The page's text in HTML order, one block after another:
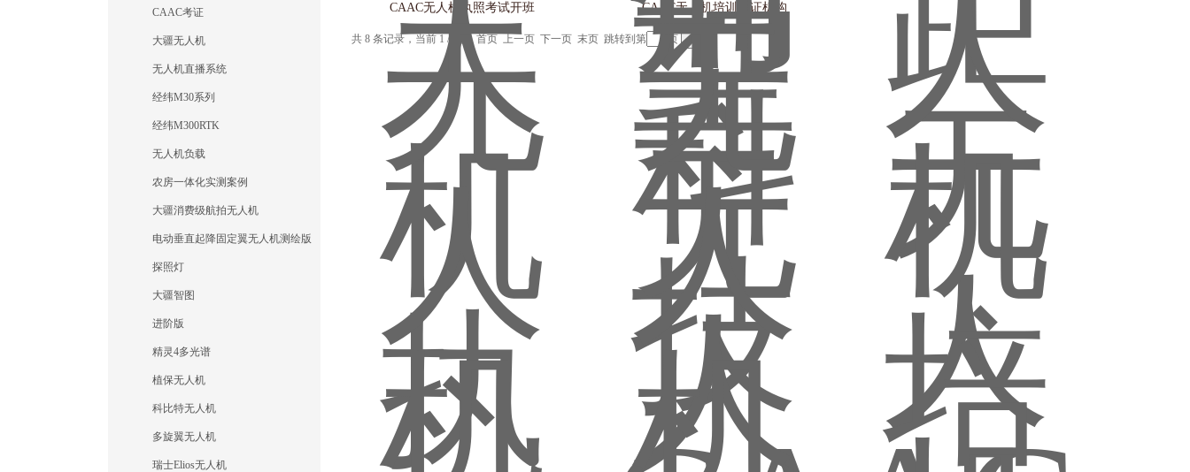
CAAC考证
大疆无人机
无人机直播系统
经纬M30系列
经纬M300RTK
无人机负载
农房一体化实测案例
大疆消费级航拍无人机
电动垂直起降固定翼无人机测绘版
探照灯
大疆智图
进阶版
精灵4多光谱
植保无人机
科比特无人机
多旋翼无人机
瑞士Elios无人机
CAAC无人机执照考试开班 CAAC无人机培训考证机构
共 8 条记录，当前 1 / 1 页 首页 上一页 下一页 末页 跳转到第 页